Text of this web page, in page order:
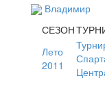
Владимир
СЕЗОН
Лето
2011